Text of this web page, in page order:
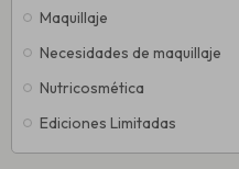
Maquillaje
Necesidades de maquillaje
Nutricosmética
Ediciones Limitadas